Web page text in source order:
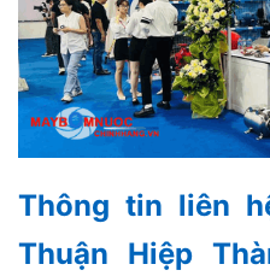
Thông tin liên
Thuận Hiệp